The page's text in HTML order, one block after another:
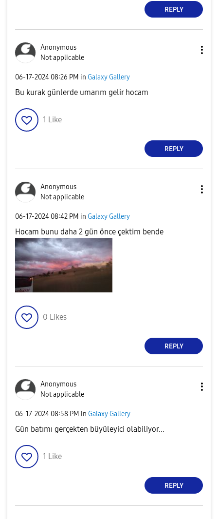
REPLY
Anonymous
Not applicable
‎06-17-2024 08:26 PM in Galaxy Gallery
Bu kurak günlerde umarım gelir hocam
1 Like
REPLY
Anonymous
Not applicable
‎06-17-2024 08:42 PM in Galaxy Gallery
Hocam bunu daha 2 gün önce çektim bende
0 Likes
REPLY
Anonymous
Not applicable
‎06-17-2024 08:58 PM in Galaxy Gallery
Gün batımı gerçekten büyüleyici olabiliyor...
1 Like
REPLY